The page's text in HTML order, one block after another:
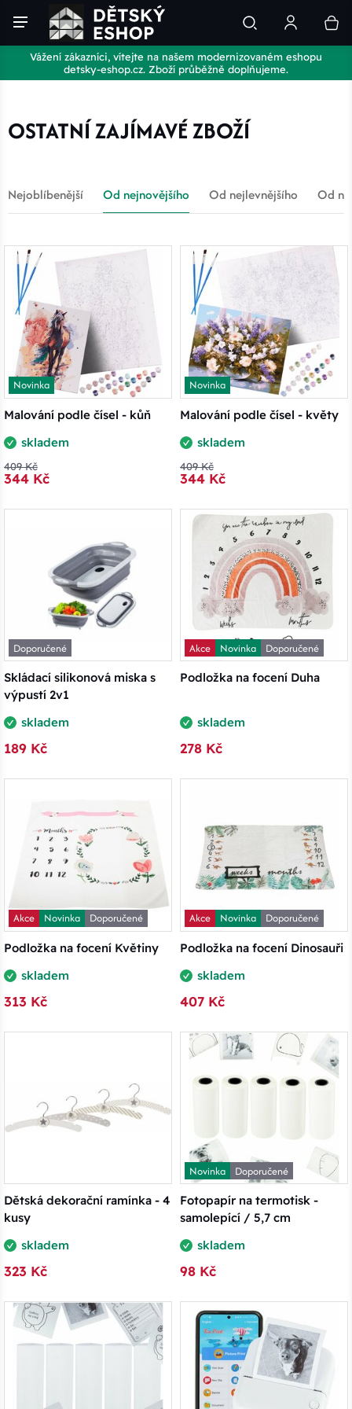
Vážení zákazníci, vítejte na našem modernizovaném eshopu
detsky-eshop.cz. Zboží průběžně doplňujeme.
OSTATNÍ ZAJÍMAVÉ ZBOŽÍ
Nejoblíbenější Od nejnovějšího Od nejlevnějšího Od
Novinka
Malování podle čísel - kůň
skladem
409 Kč
344 Kč
Novinka
Malování podle čísel - květy
skladem
409 Kč
344 Kč
Doporučené
Skládací silikonová miska s
výpustí 2v1
skladem
189 Kč
Akce Novinka
Doporučené
Podložka na focení Duha
skladem
278 Kč
Akce Novinka
Doporučené
Podložka na focení Květiny
skladem
313 Kč
Akce Novinka
Doporučené
Podložka na focení Dinosauři
skladem
407 Kč
Dětská dekorační ramínka - 4
kusy
skladem
323 Kč
Novinka
Doporučené
Fotopapír na termotisk -
samolepící / 5,7 cm
skladem
98 Kč